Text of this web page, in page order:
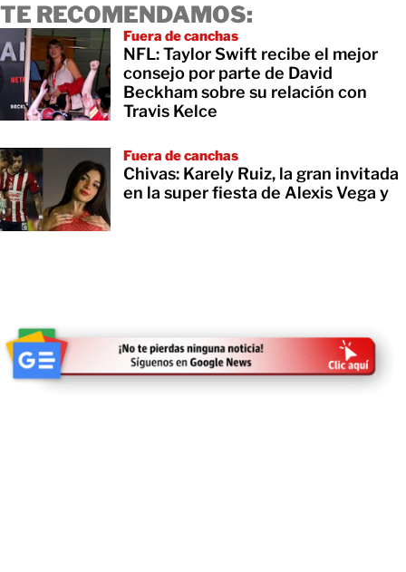
TE RECOMENDAMOS:
Fuera de canchas
NFL: Taylor Swift recibe el mejor
consejo por parte de David
Beckham sobre su relación con
Travis Kelce
Fuera de canchas
Chivas: Karely Ruiz, la gran invitada
en la super fiesta de Alexis Vega y